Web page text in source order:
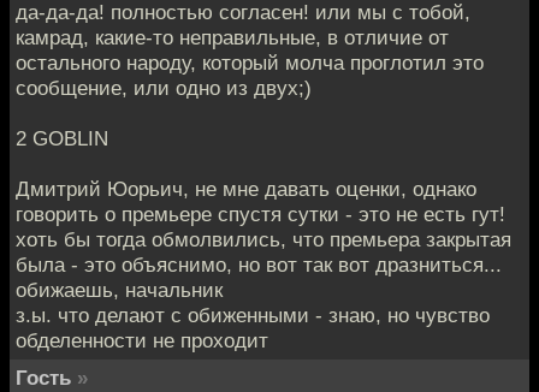
да-да-да! полностью согласен! или мы с тобой,
камрад, какие-то неправильные, в отличие от
остального народу, который молча проглотил это
сообщение, или одно из двух;)
2 GOBLIN
Дмитрий Юорьич, не мне давать оценки, однако
говорить о премьере спустя сутки - это не есть гут!
хоть бы тогда обмолвились, что премьера закрытая
была - это объяснимо, но вот так вот дразниться...
обижаешь, начальник
з.ы. что делают с обиженными - знаю, но чувство
обделенности не проходит
Гость »